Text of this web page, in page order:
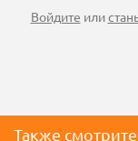
Войдите или
Также